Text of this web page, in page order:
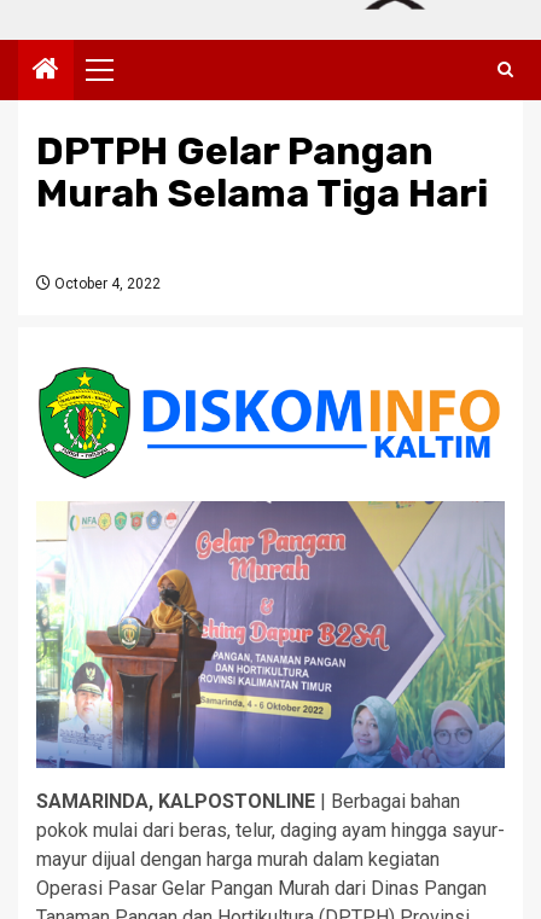
Primary
Menu
DPTPH Gelar Pangan
Murah Selama Tiga Hari
October 4, 2022
SAMARINDA, KALPOSTONLINE | Berbagai bahan
pokok mulai dari beras, telur, daging ayam hingga sayur-
mayur dijual dengan harga murah dalam kegiatan
Operasi Pasar Gelar Pangan Murah dari Dinas Pangan